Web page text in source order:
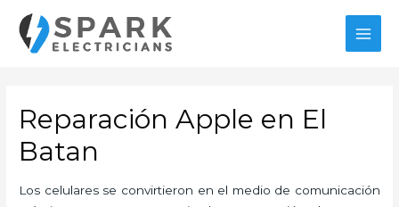
contenido
Reparación Apple en El
Batan
Los celulares se convirtieron en el medio de comunicación